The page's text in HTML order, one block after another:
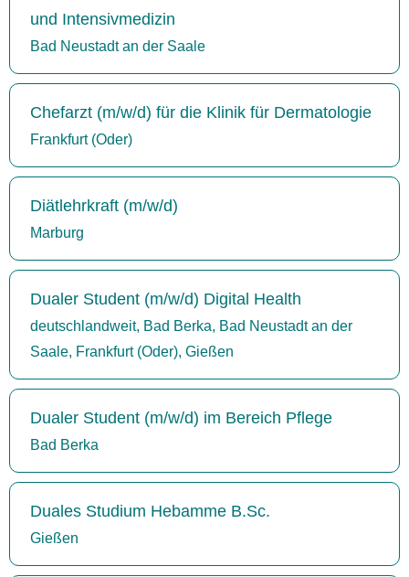
und Intensivmedizin
Bad Neustadt an der Saale
Chefarzt (m/w/d) für die Klinik für Dermatologie
Frankfurt (Oder)
Diätlehrkraft (m/w/d)
Marburg
Dualer Student (m/w/d) Digital Health
deutschlandweit, Bad Berka, Bad Neustadt an der
Saale, Frankfurt (Oder), Gießen
Dualer Student (m/w/d) im Bereich Pflege
Bad Berka
Duales Studium Hebamme B.Sc.
Gießen